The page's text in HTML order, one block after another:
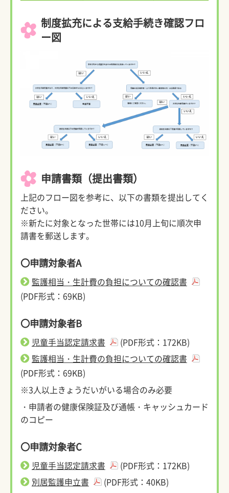
制度拡充による支給手続き確認フロ
ー図
申請書類（提出書類）
上記のフロー図を参考に、以下の書類を提出してく
ださい。
※新たに対象となった世帯には10月上旬に順次申
請書を郵送します。
〇申請対象者A
監護相当・生計費の負担についての確認書
(PDF形式：69KB)
〇申請対象者B
児童手当認定請求書
(PDF形式：172KB)
監護相当・生計費の負担についての確認書
(PDF形式：69KB)
※3人以上きょうだいがいる場合のみ必要
・申請者の健康保険証及び通帳・キャッシュカード
のコピー
〇申請対象者C
児童手当認定請求書
(PDF形式：172KB)
別居監護申立書
(PDF形式：40KB)